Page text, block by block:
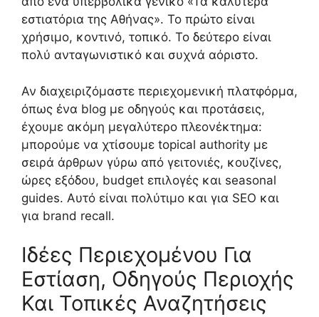
εστιατόρια της Αθήνας». Το πρώτο είναι
χρήσιμο, κοντινό, τοπικό. Το δεύτερο είναι
πολύ ανταγωνιστικό και συχνά αόριστο.
Αν διαχειριζόμαστε περιεχομενική πλατφόρμα,
όπως ένα blog με οδηγούς και προτάσεις,
έχουμε ακόμη μεγαλύτερο πλεονέκτημα:
μπορούμε να χτίσουμε topical authority με
σειρά άρθρων γύρω από γειτονιές, κουζίνες,
ώρες εξόδου, budget επιλογές και seasonal
guides. Αυτό είναι πολύτιμο και για SEO και
για brand recall.
Ιδέες Περιεχομένου Για
Εστίαση, Οδηγούς Περιοχής
Και Τοπικές Αναζητήσεις